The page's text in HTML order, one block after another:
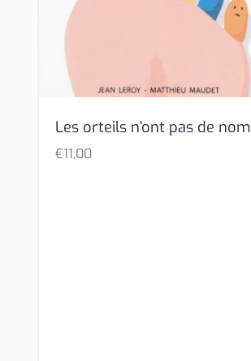
Les orteils n’ont pas de nom
€11,00